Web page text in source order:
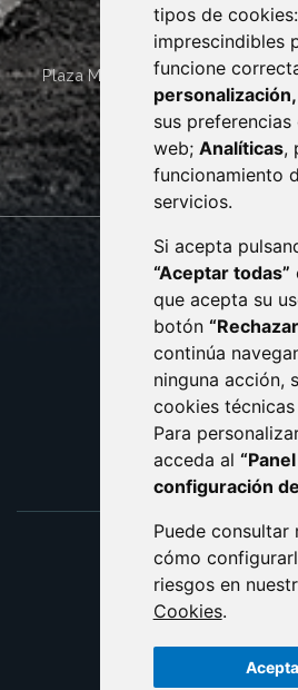
tipos de cookies:
imprescindibles
funcione
personalización,
sus preferencias
web; Analíticas,
funcionamiento
servicios.
Si acepta
“Aceptar todas”
que acepta su
botón
continúa
ninguna acción,
cookies
Para
acceda al
configuración
Puede consultar
cómo
riesgos en
Cookies.
Plaza Mayor 4 22400 MONZÓN -
· (34) 974 400
monzon.es
CONTACTO
AVISO
PROTECCIÓN DE
POLÍTICA DE